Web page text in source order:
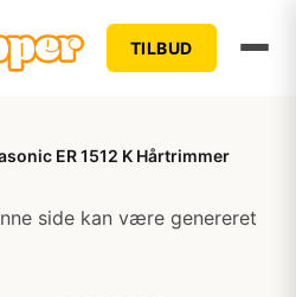
TILBUD
ER 1512 K Hårtrimmer
side kan være genereret